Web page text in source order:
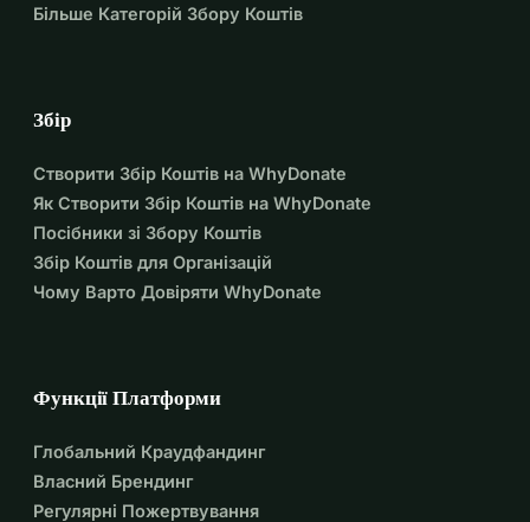
Більше Категорій Збору Коштів
Збір
Створити Збір Коштів на WhyDonate
Як Створити Збір Коштів на WhyDonate
Посібники зі Збору Коштів
Збір Коштів для Організацій
Чому Варто Довіряти WhyDonate
Функції Платформи
Глобальний Краудфандинг
Власний Брендинг
Регулярні Пожертвування